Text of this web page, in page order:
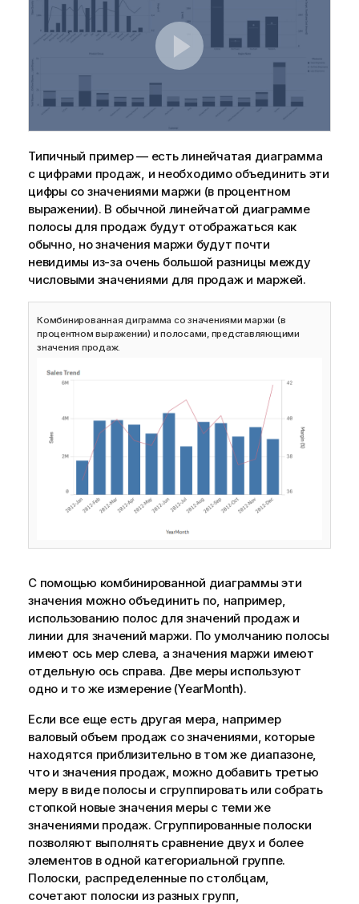
Типичный пример — есть линейчатая диаграмма
с цифрами продаж, и необходимо объединить эти
цифры со значениями маржи (в процентном
выражении). В обычной линейчатой диаграмме
полосы для продаж будут отображаться как
обычно, но значения маржи будут почти
невидимы из-за очень большой разницы между
числовыми значениями для продаж и маржей.
Комбинированная диграмма со значениями маржи (в
процентном выражении) и полосами, представляющими
значения продаж.
С помощью комбинированной диаграммы эти
значения можно объединить по, например,
использованию полос для значений продаж и
линии для значений маржи. По умолчанию полосы
имеют ось мер слева, а значения маржи имеют
отдельную ось справа. Две меры используют
одно и то же измерение (YearMonth).
Если все еще есть другая мера, например
валовый объем продаж со значениями, которые
находятся приблизительно в том же диапазоне,
что и значения продаж, можно добавить третью
меру в виде полосы и сгруппировать или собрать
стопкой новые значения меры с теми же
значениями продаж. Сгруппированные полоски
позволяют выполнять сравнение двух и более
элементов в одной категориальной группе.
Полоски, распределенные по столбцам,
сочетают полоски из разных групп,